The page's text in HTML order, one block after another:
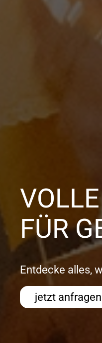
FÜR
Entdecke alles,
jetzt anfragen